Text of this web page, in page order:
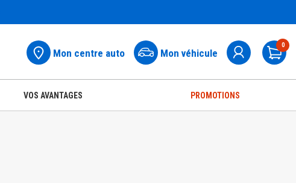
Mon centre auto Mon véhicule
0
VOS AVANTAGES PROMOTIONS